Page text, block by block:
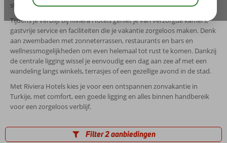
strand en het levendige centrum.
Tijdens je verblijf bij Riviera Hotels geniet je van verzorgde kamers,
gastvrije service en faciliteiten die je vakantie zorgeloos maken. Denk
aan zwembaden met zonneterrassen, restaurants en bars en
wellnessmogelijkheden om even helemaal tot rust te komen. Dankzij
de centrale ligging wissel je eenvoudig een dag aan zee af met een
wandeling langs winkels, terrasjes of een gezellige avond in de stad.
Met Riviera Hotels kies je voor een ontspannen zonvakantie in
Turkije, met comfort, een goede ligging en alles binnen handbereik
voor een zorgeloos verblijf.
Filter 2 aanbiedingen